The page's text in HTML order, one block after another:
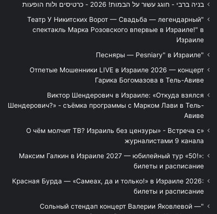
בניה ברבי - חוגג עשור על הבמות! 2026 - כרטיסים ולוח הופעות
"Театр У Никитских Ворот — Свадьба — легендарный
спектакль Марка Розовского впервые в Израиле!" в
Израиле
"Песняры — Pesniary" в Израиле
Отпетые Мошенники LIVE в Израиле 2026 — концерт
Гарика Богомазова в Тель-Авиве
Виктор Шендерович в Израиле: «Откуда взялся
Шендерович?» - съёмка программы с Марком Лави в Тель-
Авиве
«О чём молчит ТВ? Израиль без цензуры» - Встреча с
журналистами 9 канала
Максим Галкин в Израиле 2027 — юбилейный тур «50!»:
билеты и расписание
Красная Бурда — «Самеах, да и только!» в Израиле 2026:
билеты и расписание
"Сольный стендап концерт Валерии Яковлевой —